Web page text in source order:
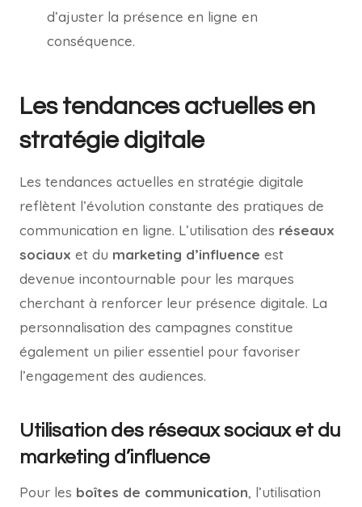
d’ajuster la présence en ligne en
conséquence.
Les tendances actuelles en
stratégie digitale
Les tendances actuelles en stratégie digitale
reflètent l’évolution constante des pratiques de
communication en ligne. L’utilisation des réseaux
sociaux et du marketing d’influence est
devenue incontournable pour les marques
cherchant à renforcer leur présence digitale. La
personnalisation des campagnes constitue
également un pilier essentiel pour favoriser
l’engagement des audiences.
Utilisation des réseaux sociaux et du
marketing d’influence
Pour les boîtes de communication, l’utilisation